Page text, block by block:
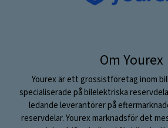
Om Yourex
Yourex är ett grossistföretag inom
specialiserade på bilelektriska
ledande leverantörer på
reservdelar. Yourex marknadsför det